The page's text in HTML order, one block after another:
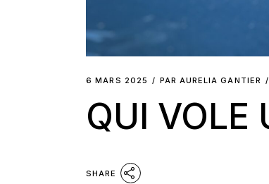
6 MARS 2025 PAR AURELIA GANTIER
QUI
SHARE